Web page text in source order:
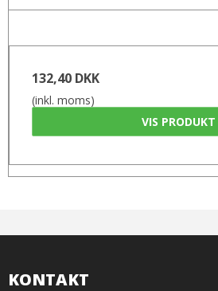
132,40 DKK
(inkl. moms)
VIS PRODUKT
KONTAKT